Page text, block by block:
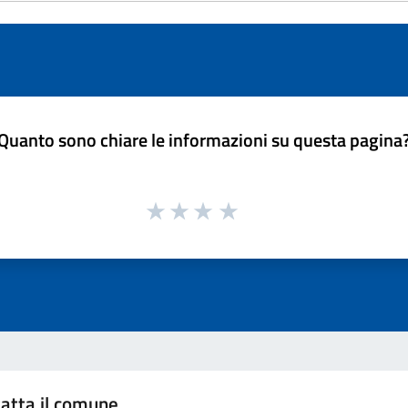
sono chiare le informazioni su questa